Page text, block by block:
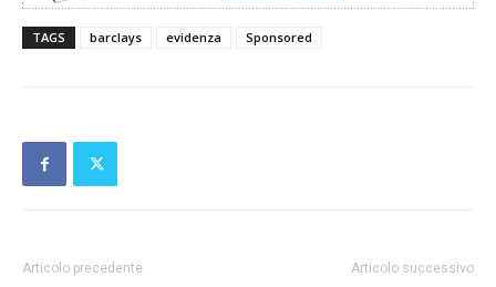
TAGS barclays evidenza Sponsored
Articolo precedente Articolo successivo